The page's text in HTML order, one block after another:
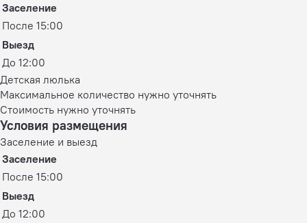
Заселение
После 15:00
Выезд
До 12:00
Детская люлька
Максимальное количество нужно уточнять
Стоимость нужно уточнять
Условия размещения
Заселение и выезд
Заселение
После 15:00
Выезд
До 12:00